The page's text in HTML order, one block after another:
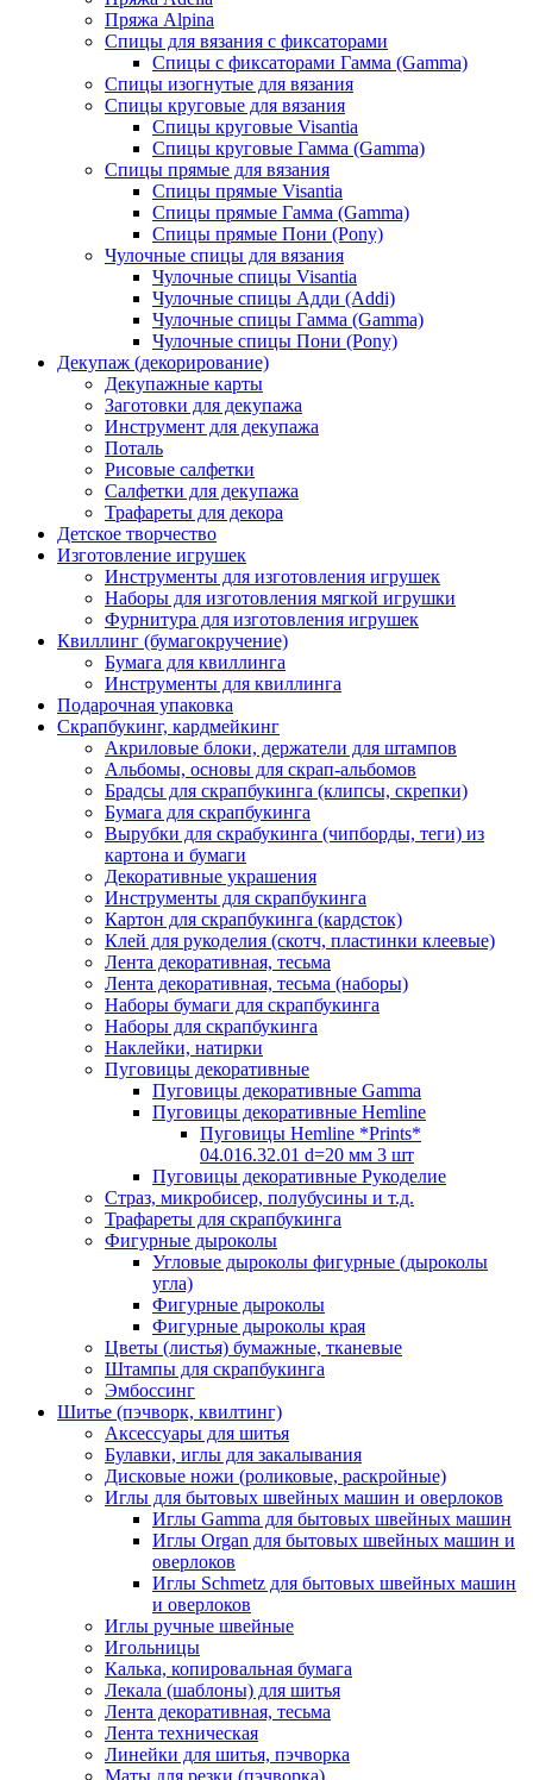
Пряжа Alpina
Спицы для вязания с фиксаторами
Спицы с фиксаторами Гамма (Gamma)
Спицы изогнутые для вязания
Спицы круговые для вязания
Спицы круговые Visantia
Спицы круговые Гамма (Gamma)
Спицы прямые для вязания
Спицы прямые Visantia
Спицы прямые Гамма (Gamma)
Спицы прямые Пони (Pony)
Чулочные спицы для вязания
Чулочные спицы Visantia
Чулочные спицы Адди (Addi)
Чулочные спицы Гамма (Gamma)
Чулочные спицы Пони (Pony)
Декупаж (декорирование)
Декупажные карты
Заготовки для декупажа
Инструмент для декупажа
Поталь
Рисовые салфетки
Салфетки для декупажа
Трафареты для декора
Детское творчество
Изготовление игрушек
Инструменты для изготовления игрушек
Наборы для изготовления мягкой игрушки
Фурнитура для изготовления игрушек
Квиллинг (бумагокручение)
Бумага для квиллинга
Инструменты для квиллинга
Подарочная упаковка
Скрапбукинг, кардмейкинг
Акриловые блоки, держатели для штампов
Альбомы, основы для скрап-альбомов
Брадсы для скрапбукинга (клипсы, скрепки)
Бумага для скрапбукинга
Вырубки для скрабукинга (чипборды, теги) из
картона и бумаги
Декоративные украшения
Инструменты для скрапбукинга
Картон для скрапбукинга (кардсток)
Клей для рукоделия (скотч, пластинки клеевые)
Лента декоративная, тесьма
Лента декоративная, тесьма (наборы)
Наборы бумаги для скрапбукинга
Наборы для скрапбукинга
Наклейки, натирки
Пуговицы декоративные
Пуговицы декоративные Gamma
Пуговицы декоративные Hemline
Пуговицы Hemline *Prints*
04.016.32.01 d=20 мм 3 шт
Пуговицы декоративные Рукоделие
Страз, микробисер, полубусины и т.д.
Трафареты для скрапбукинга
Фигурные дыроколы
Угловые дыроколы фигурные (дыроколы
угла)
Фигурные дыроколы
Фигурные дыроколы края
Цветы (листья) бумажные, тканевые
Штампы для скрапбукинга
Эмбоссинг
Шитье (пэчворк, квилтинг)
Аксессуары для шитья
Булавки, иглы для закалывания
Дисковые ножи (роликовые, раскройные)
Иглы для бытовых швейных машин и оверлоков
Иглы Gamma для бытовых швейных машин
Иглы Organ для бытовых швейных машин и
оверлоков
Иглы Schmetz для бытовых швейных машин
и оверлоков
Иглы ручные швейные
Игольницы
Калька, копировальная бумага
Лекала (шаблоны) для шитья
Лента декоративная, тесьма
Лента техническая
Линейки для шитья, пэчворка
Маты для резки (пэчворка)